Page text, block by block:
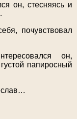
он, стесняясь и
почувствовал
он,
папиросный